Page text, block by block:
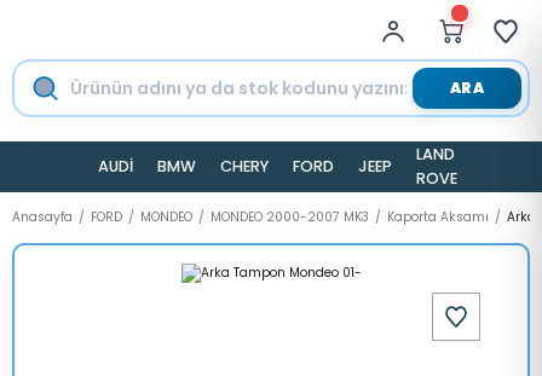
ARA
AUDİ BMW CHERY FORD JEEP
LAND
ROVER
Anasayfa FORD MONDEO MONDEO 2000-2007 MK3 Kaporta Aksamı Arka